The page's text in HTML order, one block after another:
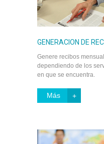
GENERACION DE
Genere recibos
dependiendo de los
en que se encuentra.
Más